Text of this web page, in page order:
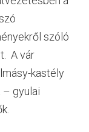
szóló
A vár
kastély
– gyulai